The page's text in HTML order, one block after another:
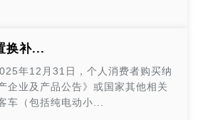
换补...
年12月31日，个人消费者购买纳
企业及产品公告》或国家其他相关
车（包括纯电动小...